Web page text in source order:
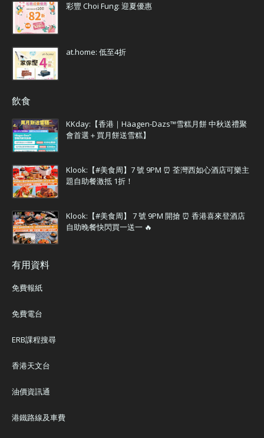
彩豐 Choi Fung: 迎夏優惠
at.home: 低至4折
飲食
KKday:【香港｜Häagen-Dazs™雪糕月餅 中秋送禮聚
會首選＋買月餅送雪糕】
Klook:【#美食周】7 號 9PM ⏰ 荃灣西如心酒店可樂主
題自助餐激抵 1折！
Klook:【#美食周】 7 號 9PM 開搶 ⏰ 香港喜來登酒店
自助晚餐快閃買一送一 🔥
有用資料
免費報紙
免費電台
ERB課程搜尋
香港天文台
油價資訊通
港鐵路線及車費